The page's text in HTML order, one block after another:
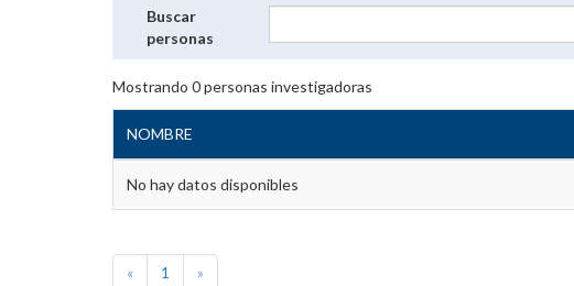
Buscar
personas
Mostrando 0personas investigadoras
NOMBRE
No hay datos disponibles
« 1 »